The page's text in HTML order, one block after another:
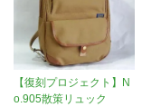
【復刻プロジェクト】N
o.905散策リュック